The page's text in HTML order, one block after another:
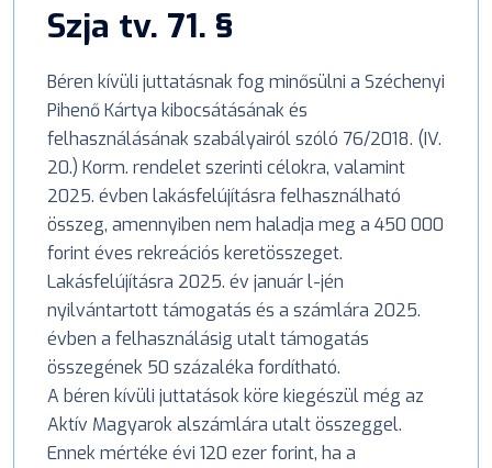
Szja tv. 71. §
Béren kívüli juttatásnak fog minősülni a Széchenyi
Pihenő Kártya kibocsátásának és
felhasználásának szabályairól szóló 76/2018. (IV.
20.) Korm. rendelet szerinti célokra, valamint
2025. évben lakásfelújításra felhasználható
összeg, amennyiben nem haladja meg a 450 000
forint éves rekreációs keretösszeget.
Lakásfelújításra 2025. év január l-jén
nyilvántartott támogatás és a számlára 2025.
évben a felhasználásig utalt támogatás
összegének 50 százaléka fordítható.
A béren kívüli juttatások köre kiegészül még az
Aktív Magyarok alszámlára utalt összeggel.
Ennek mértéke évi 120 ezer forint, ha a